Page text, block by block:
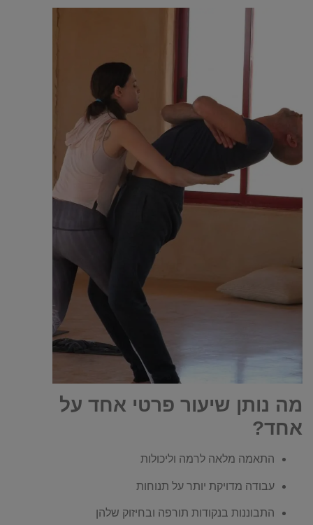
מה נותן שיעור פרטי אחד על
אחד?
התאמה מלאה לרמה וליכולות
עבודה מדויקת יותר על תנוחות
התבוננות בנקודות תורפה ובחיזוק שלהן